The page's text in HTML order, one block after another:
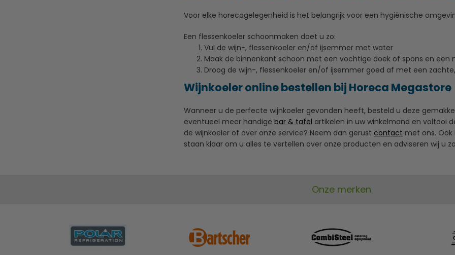
Voor elke horecagelegenheid is het belangrijk voor een hygiënische
Een flessenkoeler schoonmaken doet u zo:
Vul de wijn-, flessenkoeler en/of ijsemmer met water
Maak de binnenkant schoon met een vochtige doek of spons en een
Droog de wijn-, flessenkoeler en/of ijsemmer goed af met een
Wijnkoeler online bestellen bij Horeca Megastore
Wanneer u de perfecte wijnkoeler gevonden heeft, besteld u deze
eventueel meer handige bar & tafel artikelen in uw winkelmand en voltooi
de wijnkoeler of over onze service? Neem dan gerust contact met ons.
staan klaar om u alles te vertellen over onze producten en adviseren wij u
Onze merken